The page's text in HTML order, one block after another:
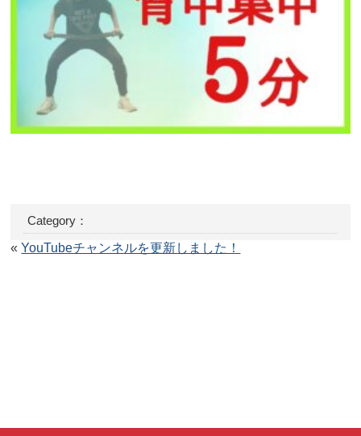
Category：
«YouTubeチャンネルを更新しました！